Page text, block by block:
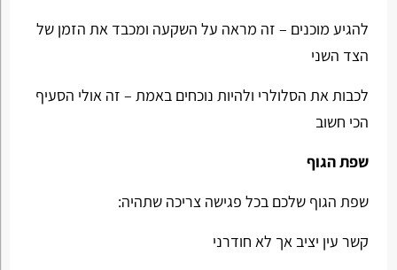
להגיע מוכנים – זה מראה על השקעה ומכבד את הזמן של
הצד השני
לכבות את הסלולרי ולהיות נוכחים באמת – זה אולי הסעיף
הכי חשוב
שפת הגוף
שפת הגוף שלכם בכל פגישה צריכה שתהיה:
קשר עין יציב אך לא חודרני